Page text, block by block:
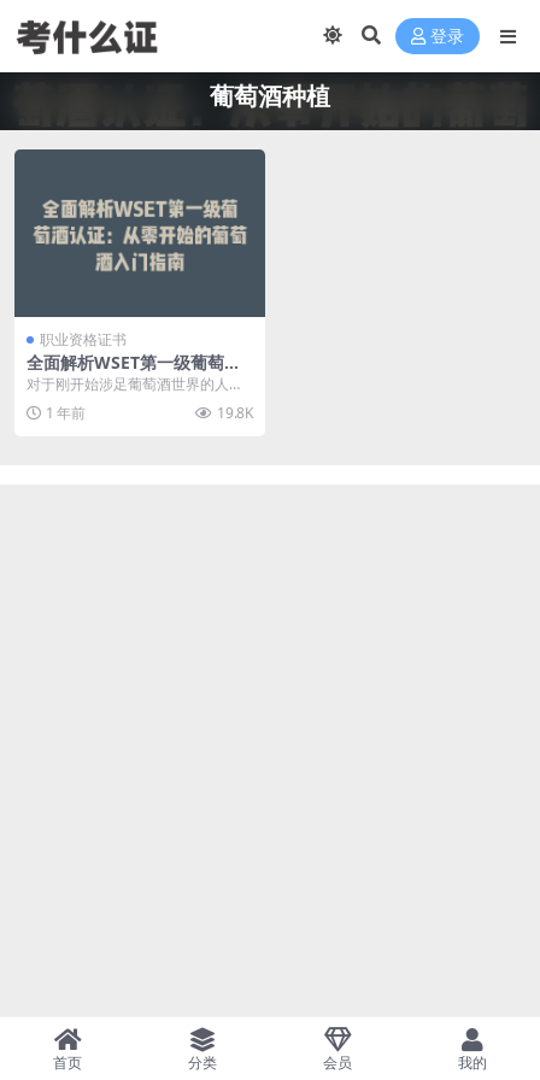
登录
葡萄酒种植
职业资格证书
全面解析WSET第一级葡萄酒
认证：从零开始的葡萄酒入门
对于刚开始涉足葡萄酒世界的人来
说，WSET第一级葡萄酒认证无疑是
一个绝佳的起点。...
1 年前 19.8K
首页 分类 会员 我的